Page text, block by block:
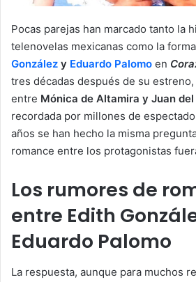
Pocas parejas han marcado tanto la
telenovelas mexicanas como la
González y Eduardo Palomo en
tres décadas después de su estreno,
entre Mónica de Altamira y Juan
recordada por millones de
años se han hecho la misma
romance entre los protagonistas
Los rumores de
entre Edith
Eduardo Palomo
La respuesta, aunque para muchos